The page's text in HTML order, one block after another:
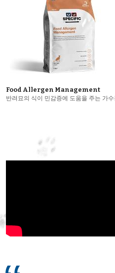
Food Allergen Management
반려묘의 식이 민감증에 도움을 주는 가